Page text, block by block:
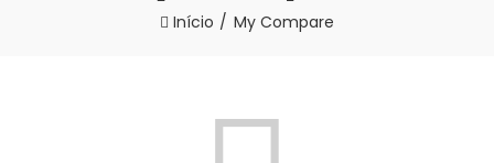
Início My Compare